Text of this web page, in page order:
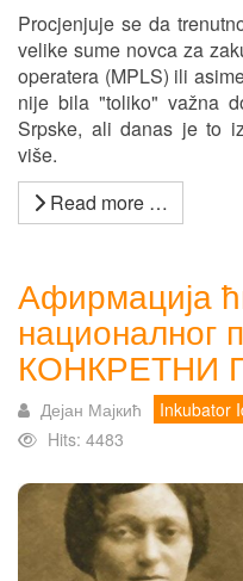
Procjenjuje se da
velike sume novca za
operatera (MPLS) ili
nije bila "toliko" važna
Srpske, ali danas je to
više.
Read more …
Афирмација
националног
КОНКРЕТНИ
Дејан Мајкић Inkubator
Hits: 4483